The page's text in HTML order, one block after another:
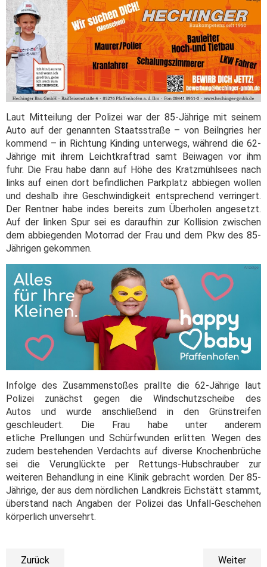
Laut Mitteilung der Polizei war der 85-Jährige mit seinem
Auto auf der genannten Staatsstraße – von Beilngries her
kommend – in Richtung Kinding unterwegs, während die 62-
Jährige mit ihrem Leichtkraftrad samt Beiwagen vor ihm
fuhr. Die Frau habe dann auf Höhe des Kratzmühlsees nach
links auf einen dort befindlichen Parkplatz abbiegen wollen
und deshalb ihre Geschwindigkeit entsprechend verringert.
Der Rentner habe indes bereits zum Überholen angesetzt.
Auf der linken Spur sei es daraufhin zur Kollision zwischen
dem abbiegenden Motorrad der Frau und dem Pkw des 85-
Jährigen gekommen.
Infolge des Zusammenstoßes prallte die 62-Jährige laut
Polizei zunächst gegen die Windschutzscheibe des
Autos und wurde anschließend in den Grünstreifen
geschleudert. Die Frau habe unter anderem
etliche Prellungen und Schürfwunden erlitten. Wegen des
zudem bestehenden Verdachts auf diverse Knochenbrüche
sei die Verunglückte per Rettungs-Hubschrauber zur
weiteren Behandlung in eine Klinik gebracht worden. Der 85-
Jährige, der aus dem nördlichen Landkreis Eichstätt stammt,
überstand nach Angaben der Polizei das Unfall-Geschehen
körperlich unversehrt.
Zurück Weiter